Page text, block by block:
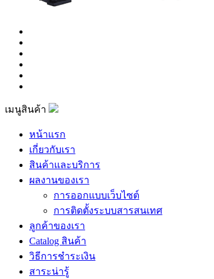
เมนูสินค้า
หน้าแรก
เกี่ยวกับเรา
สินค้าและบริการ
ผลงานของเรา
การออกแบบเว็บไซต์
การติดตั้งระบบสารสนเทศ
ลูกค้าของเรา
Catalog สินค้า
วิธีการชำระเงิน
สาระน่ารู้